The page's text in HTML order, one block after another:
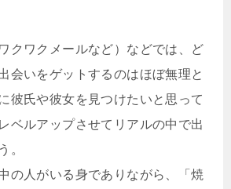
クワクメールなど）などでは、ど
会いをゲットするのはほぼ無理と
彼氏や彼女を見つけたいと思って
ベルアップさせてリアルの中で出
。
の人がいる身でありながら、「焼